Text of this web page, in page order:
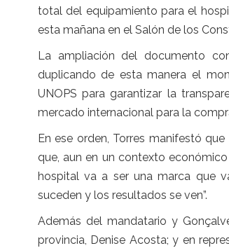
total del equipamiento para el
esta mañana en el Salón de los
La ampliación del documento
duplicando de esta manera el
UNOPS para garantizar la
mercado internacional para la
En ese orden, Torres manifestó
que, aun en un contexto
hospital va a ser una marca que
suceden y los resultados se ven”.
Además del mandatario y
provincia, Denise Acosta; y en